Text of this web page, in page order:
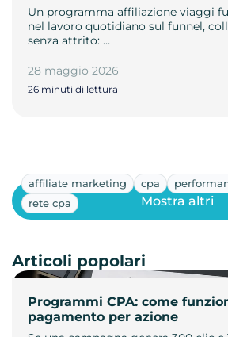
Un programma affiliazione viaggi
nel lavoro quotidiano sul funnel,
senza attrito: …
28 maggio 2026
26 minuti di lettura
affiliate marketing cpa
rete cpa
Programmi CPA: come
pagamento per azione
Mostra altri
Articoli popolari